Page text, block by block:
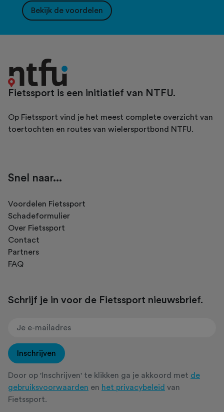
Bekijk de voordelen
Fietssport is een initiatief van NTFU.
Op Fietssport vind je het meest complete overzicht van
toertochten en routes van wielersportbond NTFU.
Snel naar...
Voordelen Fietssport
Schadeformulier
Over Fietssport
Contact
Partners
FAQ
Schrijf je in voor de Fietssport nieuwsbrief.
Inschrijven
Door op 'Inschrijven' te klikken ga je akkoord met de
gebruiksvoorwaarden en het privacybeleid van
Fietssport.